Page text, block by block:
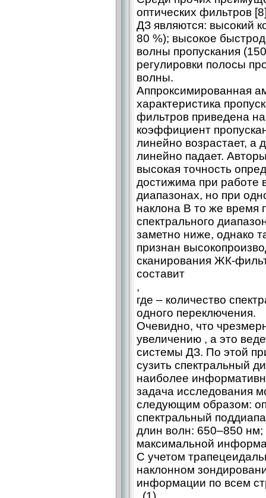
оптических фильтров
ДЗ являются: высокий
80 %); высокое
волны пропускания
регулировки полосы
волны.
Аппроксимированная
характеристика
фильтров приведена
коэффициент
линейно возрастает, а
линейно падает.
высокая точность
достижима при работе
диапазонах, но при
наклона В то же время
спектрального
заметно ниже, однако
признан
сканирования ЖК-
составит
,
где – количество
одного переключения.
Очевидно, что
увеличению , а это
системы ДЗ. По этой
сузить спектральный
наиболее
задача исследования
следующим образом:
спектральный
длин волн: 650–850
максимальной
С учетом
наклонном
информации по всем